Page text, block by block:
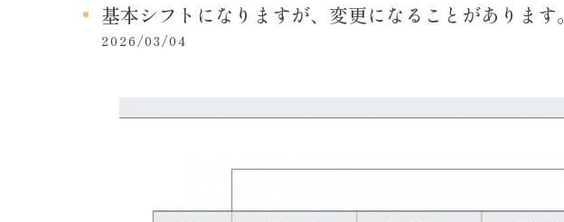
基本シフトになりますが、変更になることがあります。
2026/03/04